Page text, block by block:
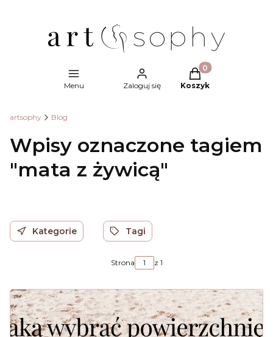
Menu Zaloguj się
Produkty w
Koszyk
artsophy Blog
Wpisy oznaczone tagiem
"mata z żywicą"
Kategorie Tagi
Strona z 1